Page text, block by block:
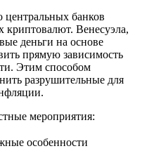
центральных банков
криптовалют. Венесуэла,
деньги на основе
прямую зависимость
Этим способом
разрушительные для
мероприятия:
особенности